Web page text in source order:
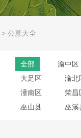
> 公墓大全
全部 渝中区
大足区
渝北
潼南区
荣昌
巫山县
巫溪